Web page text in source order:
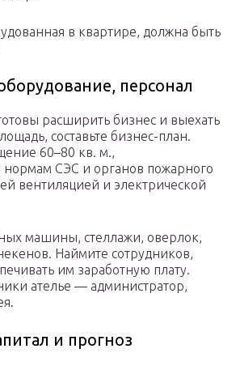
в квартире, должна быть
персонал
расширить бизнес и выехать
составьте бизнес-план.
60–80 кв. м.,
нормам СЭС и органов пожарного
вентиляцией и электрической
машины, стеллажи, оверлок,
Наймите сотрудников,
им заработную плату.
ателье — администратор,
и прогноз